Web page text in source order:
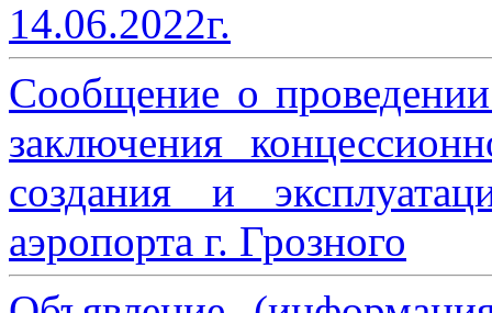
14.06.2022г.
Сообщение о
заключения
создания и
аэропорта г. Грозного